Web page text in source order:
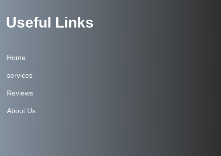
Useful Links
Home
services
Reviews
About Us